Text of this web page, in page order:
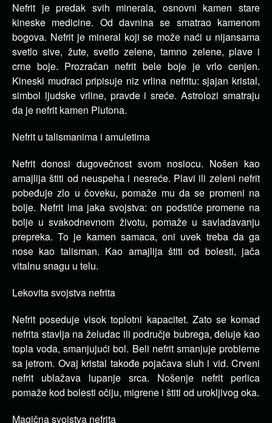
Nefrit je predak svih minerala, osnovni kamen stare
kineske medicine. Od davnina se smatrao kamenom
bogova. Nefrit je mineral koji se može naći u nijansama
svetlo sive, žute, svetlo zelene, tamno zelene, plave i
crne boje. Prozračan nefrit bele boje je vrlo cenjen.
Kineski mudraci pripisuje niz vrlina nefritu: sjajan kristal,
simbol ljudske vrline, pravde i sreće. Astrolozi smatraju
da je nefrit kamen Plutona.
Nefrit u talismanima i amuletima
Nefrit donosi dugovečnost svom nosiocu. Nošen kao
amajlija štiti od neuspeha i nesreće. Plavi ili zeleni nefrit
pobeđuje zlo u čoveku, pomaže mu da se promeni na
bolje. Nefrit ima jaka svojstva: on podstiče promene na
bolje u svakodnevnom životu, pomaže u savladavanju
prepreka. To je kamen samaca, oni uvek treba da ga
nose kao talisman. Kao amajlija štiti od bolesti, jača
vitalnu snagu u telu.
Lekovita svojstva nefrita
Nefrit poseduje visok toplotni kapacitet. Zato se komad
nefrita stavlja na želudac ili područje bubrega, deluje kao
topla voda, smanjujući bol. Beli nefrit smanjuje probleme
sa jetrom. Ovaj kristal takođe pojačava sluh i vid. Crveni
nefrit ublažava lupanje srca. Nošenje nefrit perlica
pomaže kod bolesti očiju, migrene i štiti od urokljivog oka.
Magična svojstva nefrita